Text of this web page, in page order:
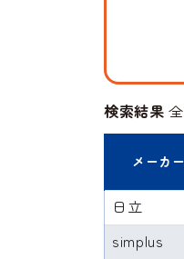
検索結果
メーカー
日立
simplus